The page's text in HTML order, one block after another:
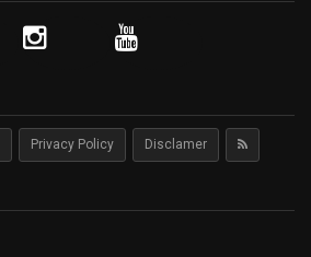
Privacy Policy Disclamer